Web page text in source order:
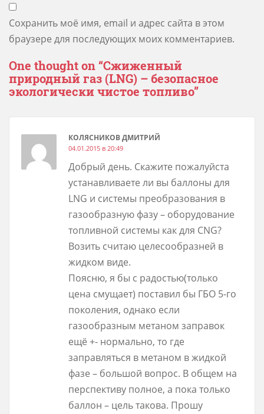
Сохранить моё имя, email и адрес сайта в этом
браузере для последующих моих комментариев.
One thought on “Сжиженный
природный газ (LNG) – безопасное
экологически чистое топливо”
КОЛЯСНИКОВ ДМИТРИЙ
04.01.2015 в 20:49
Добрый день. Скажите пожалуйста
устанавливаете ли вы баллоны для
LNG и системы преобразования в
газообразную фазу – оборудование
топливной системы как для CNG?
Возить считаю целесообразней в
жидком виде.
Поясню, я бы с радостью(только
цена смущает) поставил бы ГБО 5-го
поколения, однако если
газообразным метаном заправок
ещё +- нормально, то где
заправляться в метаном в жидкой
фазе – большой вопрос. В общем на
перспективу полное, а пока только
баллон – цель такова. Прошу